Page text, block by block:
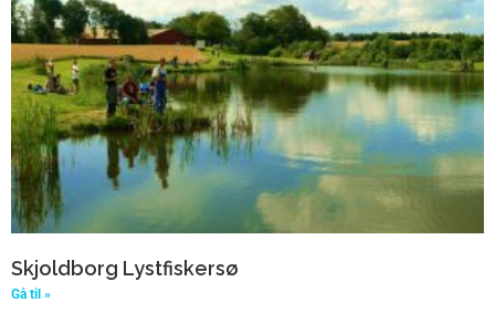
Skjoldborg Lystfiskersø
Gå til »